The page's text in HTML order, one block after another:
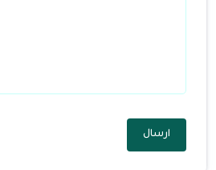
ارسال